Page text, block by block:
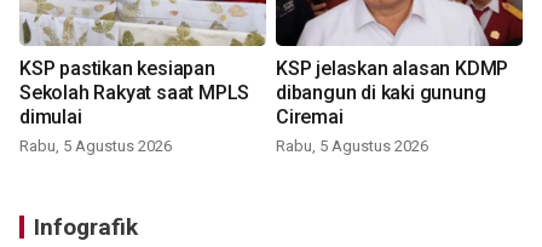
KSP pastikan kesiapan
Sekolah Rakyat saat MPLS
dimulai
Rabu, 5 Agustus 2026
KSP jelaskan alasan KDMP
dibangun di kaki gunung
Ciremai
Rabu, 5 Agustus 2026
Infografik